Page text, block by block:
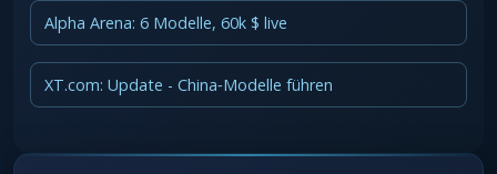
Alpha Arena: 6 Modelle, 60k $ live
XT.com: Update - China‑Modelle führen